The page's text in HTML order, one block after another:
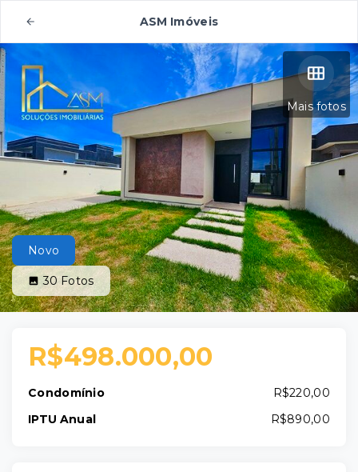
ASM Imóveis
Mais fotos
Novo
30 Fotos
R$498.000,00
Condomínio
R$220,00
IPTU Anual
R$890,00